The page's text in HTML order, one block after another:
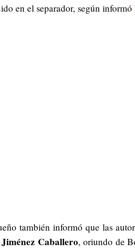
en el separador, según informó
también informó que las
Caballero, oriundo de